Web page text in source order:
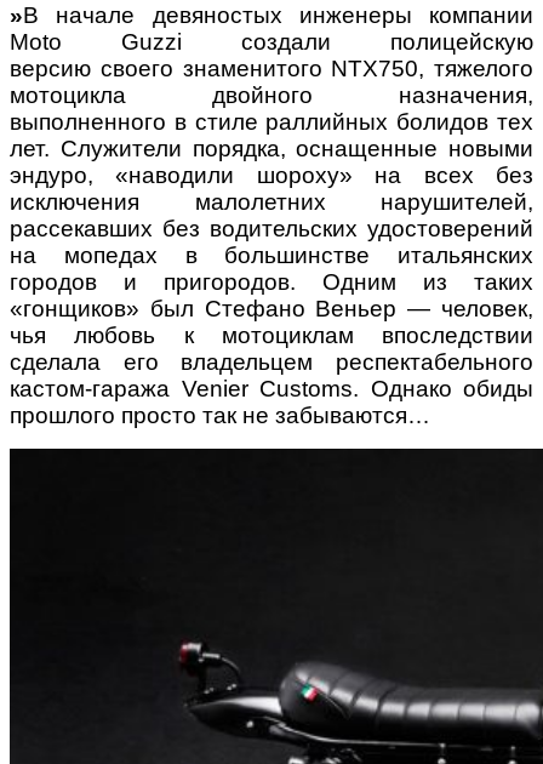
»В начале девяностых инженеры компании
Moto Guzzi создали полицейскую
версию своего знаменитого NTX750, тяжелого
мотоцикла двойного назначения,
выполненного в стиле раллийных болидов тех
лет. Служители порядка, оснащенные новыми
эндуро,«наводили шороху» на всех без
исключения малолетних нарушителей,
рассекавших без водительских удостоверений
на мопедах в большинстве итальянских
городов и пригородов. Одним из таких
«гонщиков» был Стефано Веньер — человек,
чья любовь к мотоциклам впоследствии
сделала его владельцем респектабельного
кастом-гаража Venier Customs. Однако обиды
прошлого просто так не забываются…